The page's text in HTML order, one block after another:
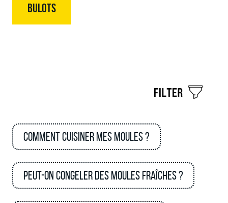
BULOTS
Comment cuisiner mes moules ?
Peut-on congeler des moules fraîches ?